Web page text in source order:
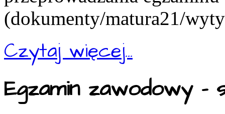
(dokumenty/matura21/
Czytaj więcej...
Egzamin zawodowy